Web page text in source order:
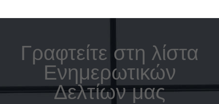
Γραφτείτε στη λίστα
Ενημερωτικών
Δελτίων μας